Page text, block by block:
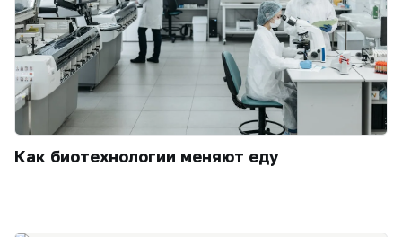
Как биотехнологии меняют еду